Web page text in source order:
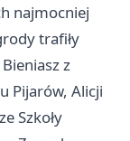
najmocniej
trafiły
z
Pijarów, Alicji
Szkoły